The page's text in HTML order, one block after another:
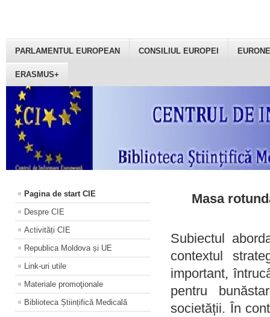
PARLAMENTUL EUROPEAN CONSILIUL EUROPEI
ERASMUS+
Pagina de start CIE
Despre CIE
Activități CIE
Republica Moldova și UE
Link-uri utile
Materiale promoţionale
Biblioteca Științifică Medicală
Masa
Subiectul
contextul
important,
pentru
societății. În